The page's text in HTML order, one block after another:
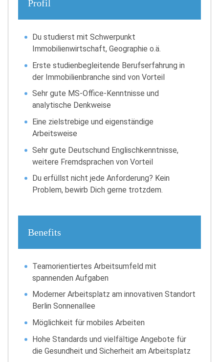
Profil
Du studierst mit Schwerpunkt
Immobilienwirtschaft, Geographie o.ä.
Erste studienbegleitende Berufserfahrung in
der Immobilienbranche sind von Vorteil
Sehr gute MS-Office-Kenntnisse und
analytische Denkweise
Eine zielstrebige und eigenständige
Arbeitsweise
Sehr gute Deutschund Englischkenntnisse,
weitere Fremdsprachen von Vorteil
Du erfüllst nicht jede Anforderung? Kein
Problem, bewirb Dich gerne trotzdem.
Benefits
Teamorientiertes Arbeitsumfeld mit
spannenden Aufgaben
Moderner Arbeitsplatz am innovativen Standort
Berlin Sonnenallee
Möglichkeit für mobiles Arbeiten
Hohe Standards und vielfältige Angebote für
die Gesundheit und Sicherheit am Arbeitsplatz